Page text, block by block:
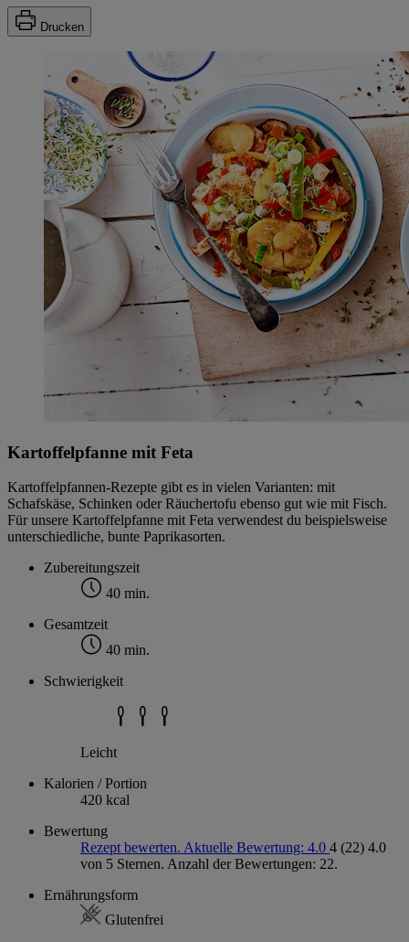
Drucken
Kartoffelpfanne mit Feta
Kartoffelpfannen-Rezepte gibt es in vielen Varianten: mit
Schafskäse, Schinken oder Räuchertofu ebenso gut wie mit Fisch.
Für unsere Kartoffelpfanne mit Feta verwendest du beispielsweise
unterschiedliche, bunte Paprikasorten.
Zubereitungszeit
40 min.
Gesamtzeit
40 min.
Schwierigkeit
Leicht
Kalorien / Portion
420 kcal
Bewertung
Rezept bewerten. Aktuelle Bewertung: 4.0 4 (22) 4.0
von 5 Sternen. Anzahl der Bewertungen: 22.
Ernährungsform
Glutenfrei